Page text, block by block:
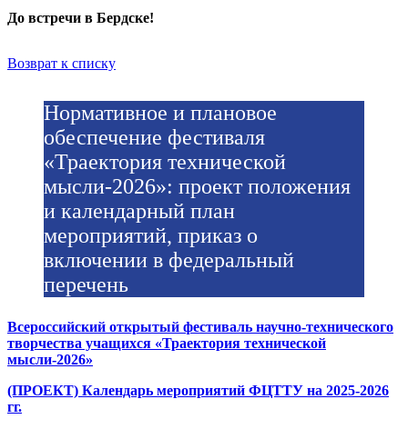
До встречи в Бердске!
Возврат к списку
Нормативное и плановое
обеспечение фестиваля
«Траектория технической
мысли-2026»: проект положения
и календарный план
мероприятий, приказ о
включении в федеральный
перечень
Всероссийский открытый фестиваль научно-технического
творчества учащихся «Траектория технической
мысли-2026»
(ПРОЕКТ) Календарь мероприятий ФЦТТУ на 2025-2026
гг.